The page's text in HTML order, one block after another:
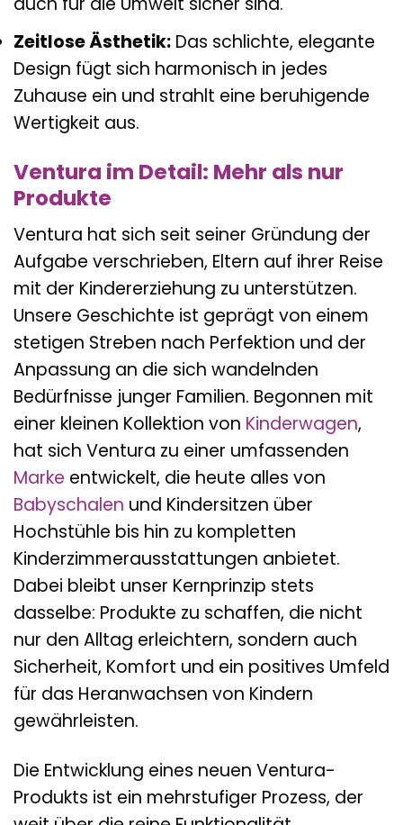
Zeitlose Ästhetik: Das schlichte, elegante
Design fügt sich harmonisch in jedes
Zuhause ein und strahlt eine beruhigende
Wertigkeit aus.
Ventura im Detail: Mehr als nur
Produkte
Ventura hat sich seit seiner Gründung der
Aufgabe verschrieben, Eltern auf ihrer Reise
mit der Kindererziehung zu unterstützen.
Unsere Geschichte ist geprägt von einem
stetigen Streben nach Perfektion und der
Anpassung an die sich wandelnden
Bedürfnisse junger Familien. Begonnen mit
einer kleinen Kollektion von Kinderwagen,
hat sich Ventura zu einer umfassenden
Marke entwickelt, die heute alles von
Babyschalen und Kindersitzen über
Hochstühle bis hin zu kompletten
Kinderzimmerausstattungen anbietet.
Dabei bleibt unser Kernprinzip stets
dasselbe: Produkte zu schaffen, die nicht
nur den Alltag erleichtern, sondern auch
Sicherheit, Komfort und ein positives Umfeld
für das Heranwachsen von Kindern
gewährleisten.
Die Entwicklung eines neuen Ventura-
Produkts ist ein mehrstufiger Prozess, der